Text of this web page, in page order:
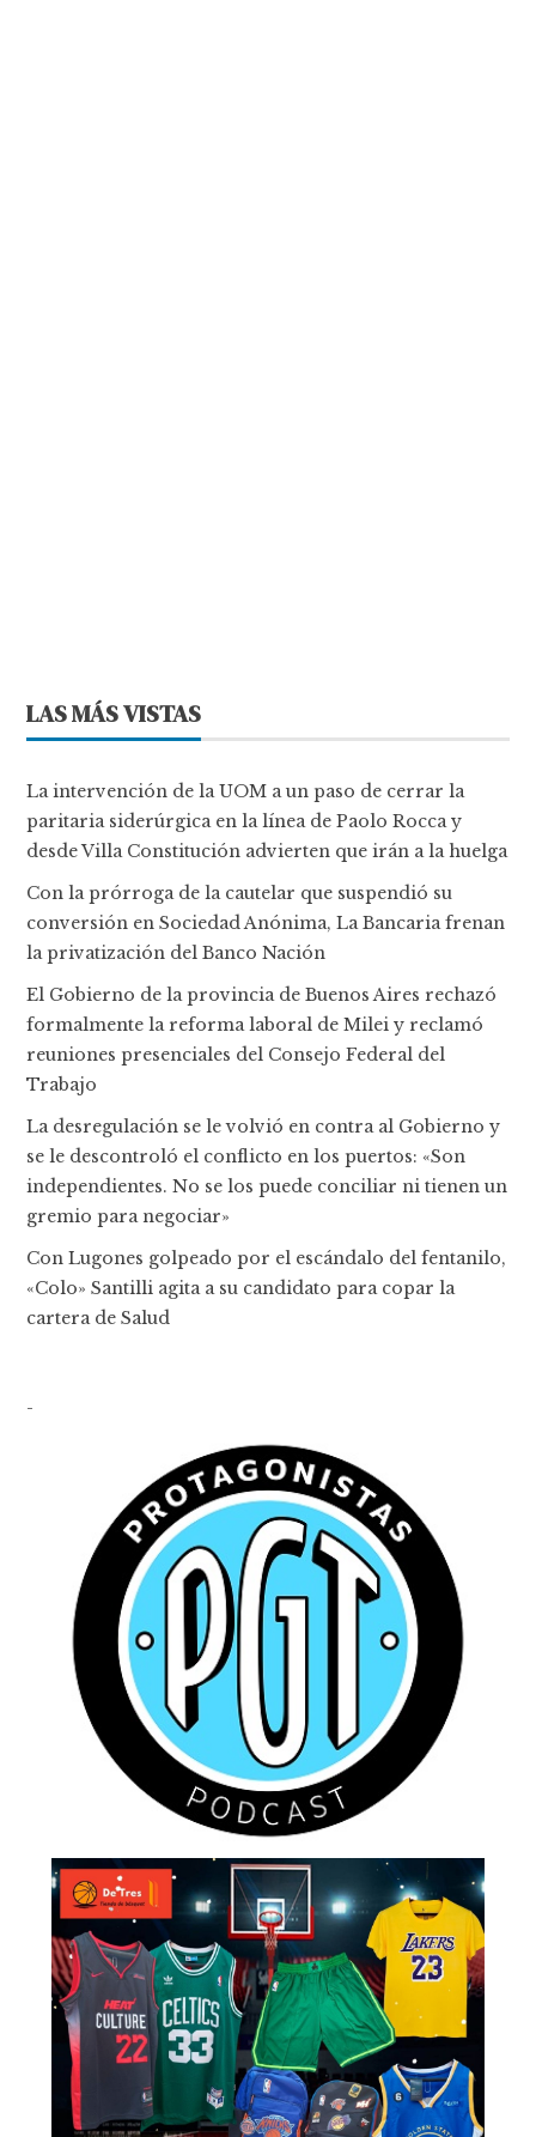
LAS MÁS VISTAS
La intervención de la UOM a un paso de cerrar la
paritaria siderúrgica en la línea de Paolo Rocca y
desde Villa Constitución advierten que irán a la huelga
Con la prórroga de la cautelar que suspendió su
conversión en Sociedad Anónima, La Bancaria frenan
la privatización del Banco Nación
El Gobierno de la provincia de Buenos Aires rechazó
formalmente la reforma laboral de Milei y reclamó
reuniones presenciales del Consejo Federal del
Trabajo
La desregulación se le volvió en contra al Gobierno y
se le descontroló el conflicto en los puertos: «Son
independientes. No se los puede conciliar ni tienen un
gremio para negociar»
Con Lugones golpeado por el escándalo del fentanilo,
«Colo» Santilli agita a su candidato para copar la
cartera de Salud
-